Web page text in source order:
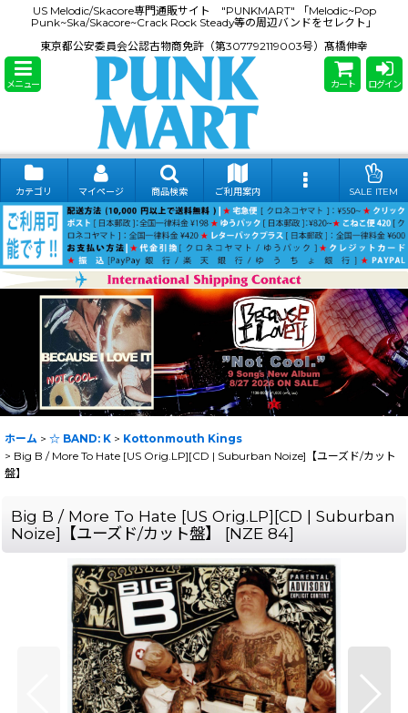
US Melodic/Skacore専門通販サイト "PUNKMART" 「Melodic~Pop
Punk~Ska/Skacore~Crack Rock Steady等の周辺バンドをセレクト」
東京都公安委員会公認古物商免許（第307792119003号）髙橋伸幸
メニュー カート ログイン
カテゴリ マイページ 商品検索 ご利用案内 SALE ITEM
ホーム > ☆ BAND: K > Kottonmouth Kings
> Big B / More To Hate [US Orig.LP][CD | Suburban Noize]【ユーズド/カット
盤】
Big B / More To Hate [US Orig.LP][CD | Suburban
Noize]【ユーズド/カット盤】
[NZE 84]